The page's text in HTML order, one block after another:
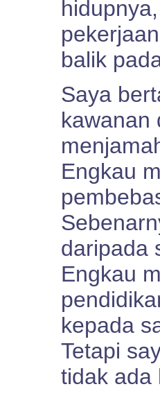
balik
Saya
kawanan
Engkau
daripada
Engkau
kepada
Tetapi
tidak ada